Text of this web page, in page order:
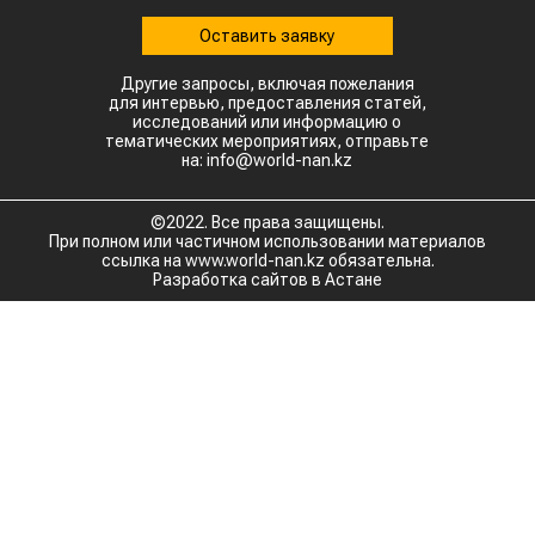
Оставить заявку
Другие запросы, включая пожелания
для интервью, предоставления статей,
исследований или информацию о
тематических мероприятиях, отправьте
на: info@world-nan.kz
©2022. Все права защищены.
При полном или частичном использовании материалов
ссылка на www.world-nan.kz обязательна.
Разработка сайтов в Астане